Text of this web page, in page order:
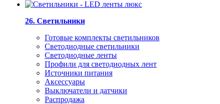
26. Светильники
Готовые комплекты светильников
Светодиодные светильники
Светодиодные ленты
Профили для светодиодных лент
Источники питания
Аксессуары
Выключатели и датчики
Распродажа